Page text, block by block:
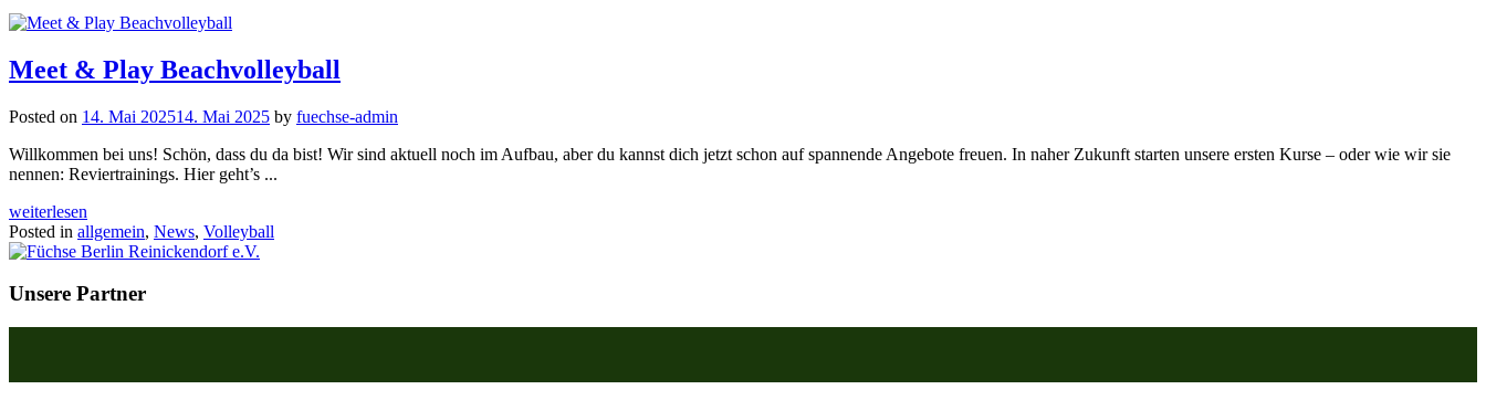
Meet & Play Beachvolleyball
Posted on 14. Mai 202514. Mai 2025 by fuechse-admin
Willkommen bei uns! Schön, dass du da bist! Wir sind aktuell noch im Aufbau, aber du kannst dich jetzt schon auf spannende Angebote freuen. In naher Zukunft starten unsere ersten Kurse – oder wie wir sie
nennen: Reviertrainings. Hier geht’s ...
weiterlesen
Posted in allgemein, News, Volleyball
Unsere Partner